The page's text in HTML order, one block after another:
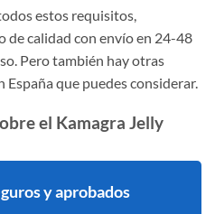
estos requisitos,
de calidad con envío en 24-48
Pero también hay otras
que puedes considerar.
el Kamagra Jelly
y aprobados